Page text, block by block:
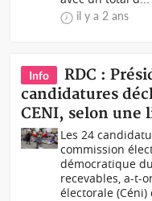
il y a 2 ans
Info
RDC :
candidatures
CENI, selon une
Les 24
commission
démocratique
recevables, a-t-
électorale (Céni)